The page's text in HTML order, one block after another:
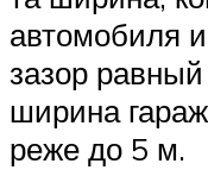
автомобиля
зазор
ширина
реже до 5 м.